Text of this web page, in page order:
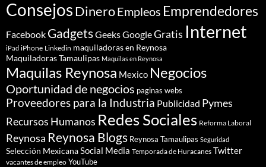
ConsejosDineroEmpleos Emprendedores
Facebook GadgetsGeeksGoogleGratis Internet
iPad iPhone Linkedin maquiladoras en Reynosa
Maquiladoras Tamaulipas Maquilas en Reynosa
Maquilas Reynosa Mexico Negocios
Oportunidad de negocios paginas webs
Proveedores para la Industria Publicidad Pymes
Recursos Humanos Redes Sociales Reforma Laboral
Reynosa Reynosa Blogs Reynosa Tamaulipas Seguridad
Selección MexicanaSocial Media Temporada de Huracanes Twitter
vacantes de empleo YouTube